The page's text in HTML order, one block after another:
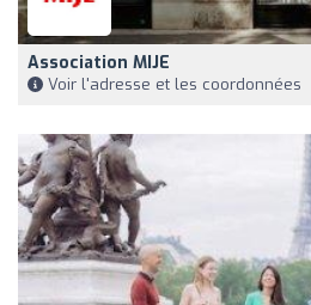
Association MIJE
Voir l'adresse et les coordonnées